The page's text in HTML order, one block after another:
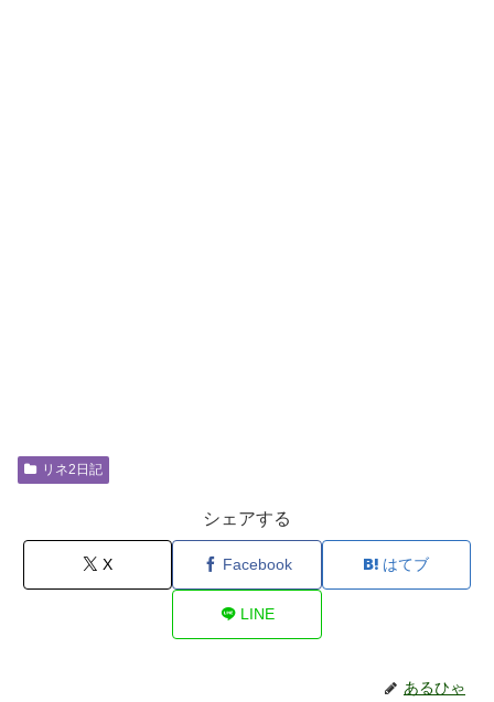
リネ2日記
シェアする
X Facebook はてブ
LINE
あるひゃ